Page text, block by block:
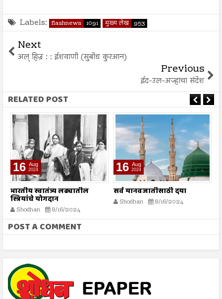
Labels: flashnews 1091 मुख्य लेख 953
Next
अल् हिज्र : : ईशवाणी (सुबोध कुरआन)
Previous
ईद-उल-अज्हाचा संदेश
RELATED POST
16 Aug
2024
भारतीय स्वातंत्र्य लढ्यातील
स्त्रियांचे योगदान
Shodhan 8/16/2024
16 Aug
2024
सर्व मानवजातीसाठी दया
Shodhan 8/16/2024
POST A COMMENT